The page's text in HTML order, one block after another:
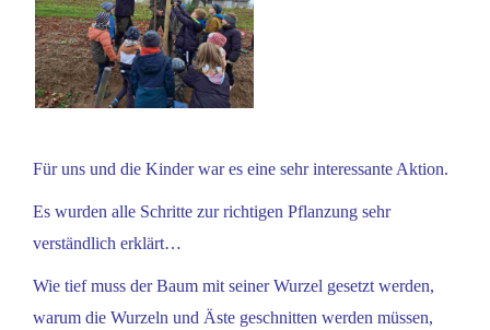
Für uns und die Kinder war es eine sehr interessante Aktion.
Es wurden alle Schritte zur richtigen Pflanzung sehr
verständlich erklärt…
Wie tief muss der Baum mit seiner Wurzel gesetzt werden,
warum die Wurzeln und Äste geschnitten werden müssen,